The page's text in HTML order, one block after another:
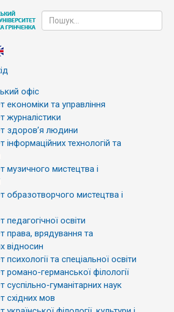
офіс
економіки та управління
журналістики
здоров’я людини
інформаційних технологій та
музичного мистецтва і
образотворчого мистецтва і
педагогічної освіти
права, врядування та
відносин
психології та спеціальної освіти
романо-германської філології
суспільно-гуманітарних наук
східних мов